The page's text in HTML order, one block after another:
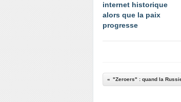
internet historique
alors que la paix
progresse